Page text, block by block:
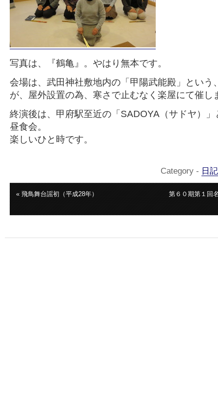
写真は、『鶴亀』。やはり無本です。
会場は、武田神社敷地内の「甲陽武能殿」という
が、屋外設置の為、寒さで止むなく楽屋にて催し
終演後は、甲府駅至近の「SADOYA（サドヤ）
昼食会。
楽しいひと時です。
Category - 日記
« 飛鳥舞台謡初（平成28年） 第６０期第１回